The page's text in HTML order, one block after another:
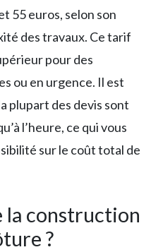
55 euros, selon son
des travaux. Ce tarif
pour des
ou en urgence. Il est
plupart des devis sont
l’heure, ce qui vous
sur le coût total de
la construction
?